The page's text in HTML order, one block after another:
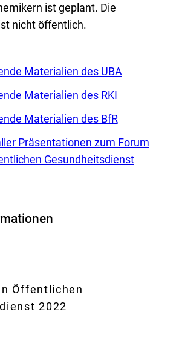
ist geplant. Die
nicht öffentlich.
Materialien des UBA
Materialien des RKI
Materialien des BfR
Präsentationen zum Forum
Gesundheitsdienst
Öffentlichen
2022